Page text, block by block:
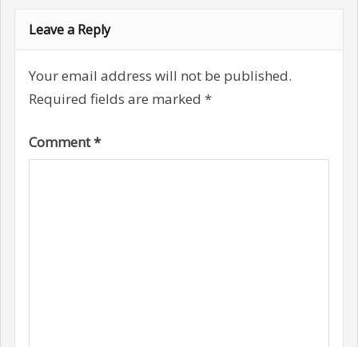
Leave a Reply
Your email address will not be published.
Required fields are marked *
Comment*